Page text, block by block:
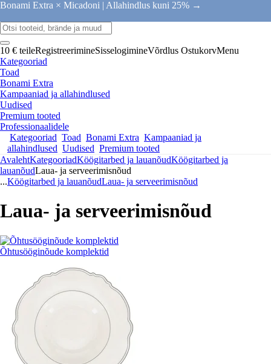
Bonami Extra × Micadoni | Allahindlus kuni 25% →
10 € teileRegistreerimineSisselogimineVõrdlus OstukorvMenu
Kategooriad
Toad
Bonami Extra
Kampaaniad ja allahindlused
Uudised
Premium tooted
Professionaalidele
Kategooriad Toad Bonami Extra Kampaaniad ja
allahindlused Uudised Premium tooted
AvalehtKategooriadKöögitarbed ja lauanõudKöögitarbed ja
lauanõudLaua- ja serveerimisnõud
...Köögitarbed ja lauanõudLaua- ja serveerimisnõud
Laua- ja serveerimisnõud
Õhtusööginõude komplektid